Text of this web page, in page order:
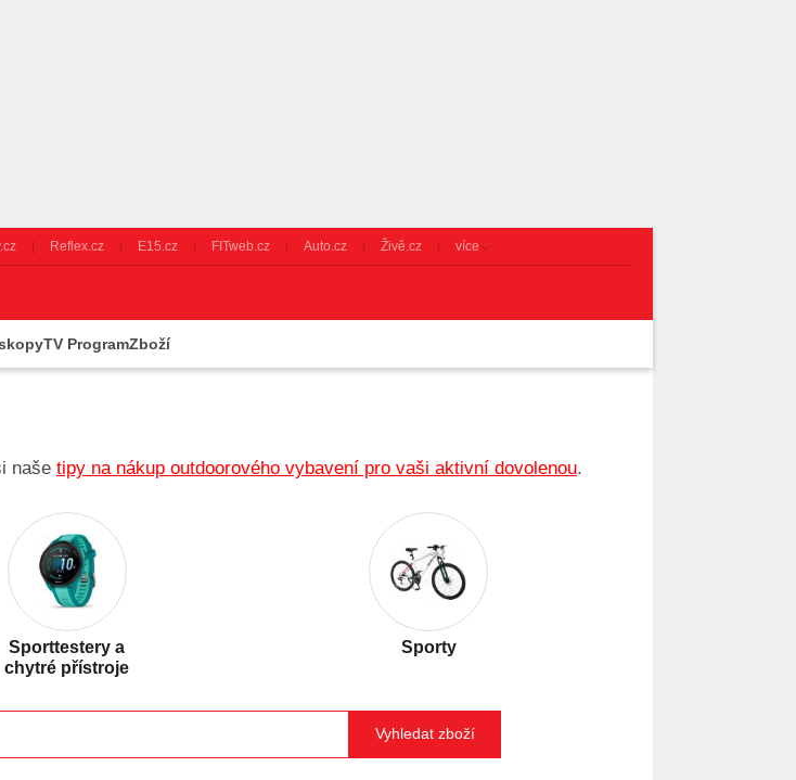
Reflex.cz E15.cz FITweb.cz Auto.cz Živě.cz více
TV ProgramZboží
naše tipy na nákup outdoorového vybavení pro vaši aktivní dovolenou.
Sporttestery a
chytré přístroje
Sporty
Vyhledat zboží